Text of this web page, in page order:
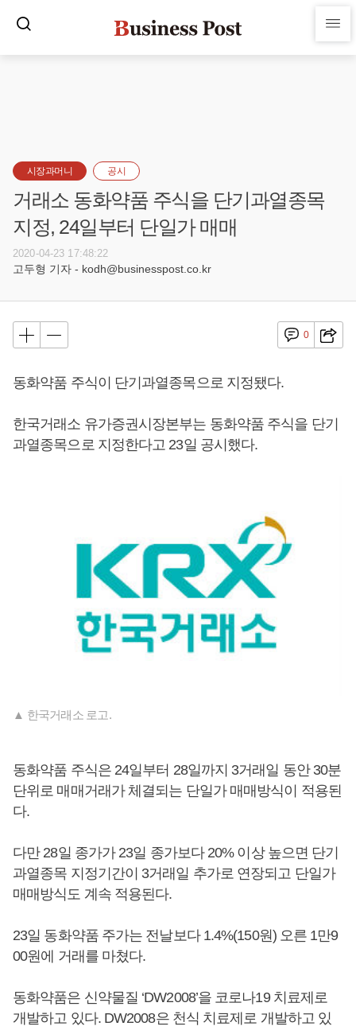
시장과머니 공시
거래소 동화약품 주식을 단기과열종목
지정, 24일부터 단일가 매매
2020-04-23 17:48:22
고두형 기자 - kodh@businesspost.co.kr
0
동화약품 주식이 단기과열종목으로 지정됐다.
한국거래소 유가증권시장본부는 동화약품 주식을 단기
과열종목으로 지정한다고 23일 공시했다.
▲ 한국거래소 로고.
동화약품 주식은 24일부터 28일까지 3거래일 동안 30분
단위로 매매거래가 체결되는 단일가 매매방식이 적용된
다.
다만 28일 종가가 23일 종가보다 20% 이상 높으면 단기
과열종목 지정기간이 3거래일 추가로 연장되고 단일가
매매방식도 계속 적용된다.
23일 동화약품 주가는 전날보다 1.4%(150원) 오른 1만9
00원에 거래를 마쳤다.
동화약품은 신약물질 ‘DW2008’을 코로나19 치료제로
개발하고 있다. DW2008은 천식 치료제로 개발하고 있